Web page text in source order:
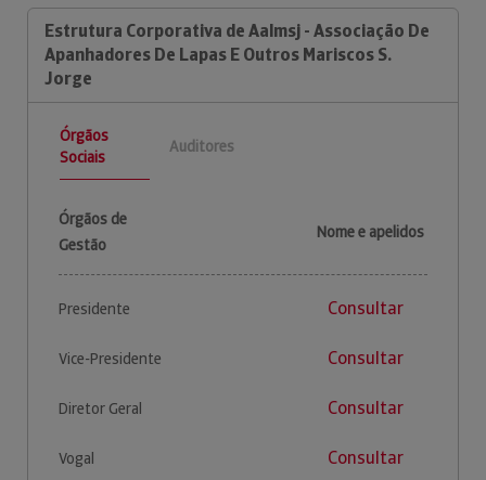
Estrutura Corporativa de Aalmsj - Associação De
Apanhadores De Lapas E Outros Mariscos S.
Jorge
Órgãos
Sociais
Auditores
Órgãos de
Gestão
Nome e apelidos
Presidente Consultar
Vice-Presidente Consultar
Diretor Geral Consultar
Vogal Consultar